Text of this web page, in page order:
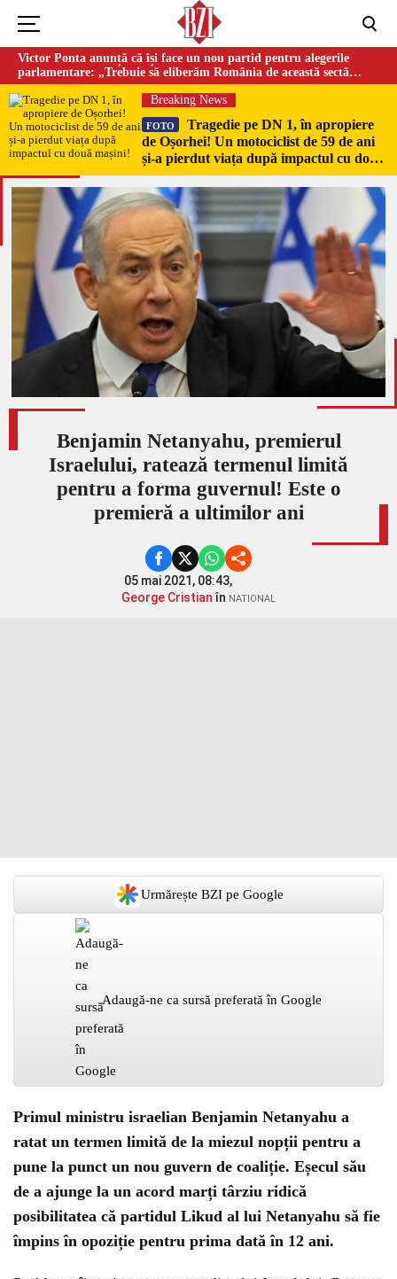
Victor Ponta anunță că își face un nou partid pentru alegerile
parlamentare: „Trebuie să eliberăm România de această sectă
globalistă”
Breaking News
FOTO
Tragedie pe DN 1, în apropiere
de Oșorhei! Un motociclist de 59 de ani
și-a pierdut viața după impactul cu două
mașini!
Benjamin Netanyahu, premierul
Israelului, ratează termenul limită
pentru a forma guvernul! Este o
premieră a ultimilor ani
05 mai 2021, 08:43,
George Cristianîn NATIONAL
Urmărește BZI pe Google
Adaugă-ne ca sursă preferată în Google
Primul ministru israelian Benjamin Netanyahu a
ratat un termen limită de la miezul nopții pentru a
pune la punct un nou guvern de coaliție. Eșecul său
de a ajunge la un acord marți târziu ridică
posibilitatea că partidul Likud al lui Netanyahu să fie
împins în opoziție pentru prima dată în 12 ani.